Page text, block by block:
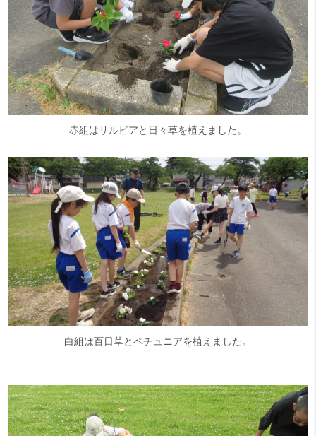
赤組はサルビアと日々草を植えました。
白組は百日草とペチュニアを植えました。